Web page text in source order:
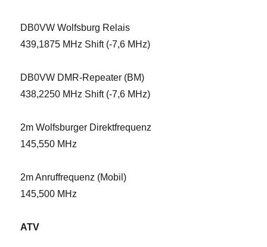
DB0VW Wolfsburg Relais
439,1875 MHz Shift (-7,6 MHz)
DB0VW DMR-Repeater (BM)
438,2250 MHz Shift (-7,6 MHz)
2m Wolfsburger Direktfrequenz
145,550 MHz
2m Anruffrequenz (Mobil)
145,500 MHz
ATV